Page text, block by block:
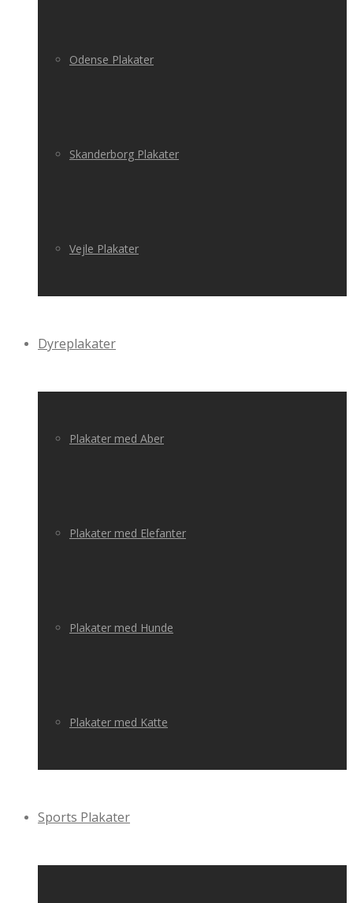
Odense Plakater
Skanderborg Plakater
Vejle Plakater
Dyreplakater
Plakater med Aber
Plakater med Elefanter
Plakater med Hunde
Plakater med Katte
Sports Plakater